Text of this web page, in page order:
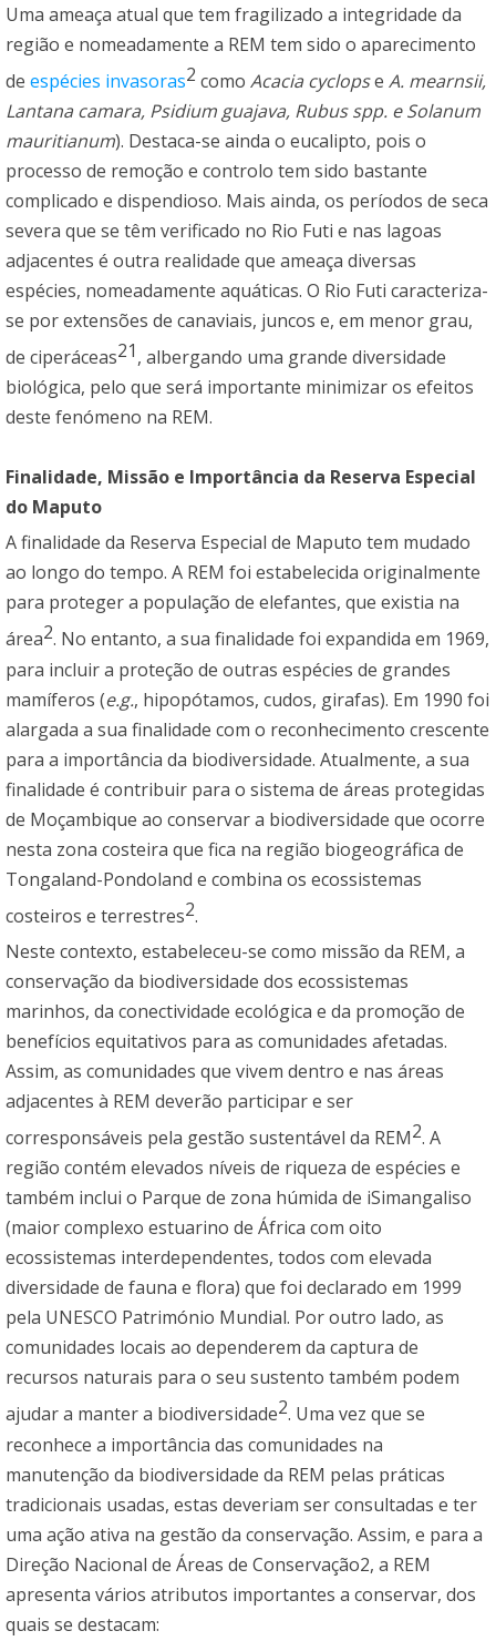
Uma ameaça atual que tem fragilizado a integridade da
região e nomeadamente a REM tem sido o aparecimento
de espécies invasoras2 como Acacia cyclopse A. mearnsii,
Lantana camara, Psidium guajava, Rubus spp. e Solanum
mauritianum). Destaca-se ainda o eucalipto, pois o
processo de remoção e controlo tem sido bastante
complicado e dispendioso. Mais ainda, os períodos de seca
severa que se têm verificado no Rio Futi e nas lagoas
adjacentes é outra realidade que ameaça diversas
espécies, nomeadamente aquáticas. O Rio Futi caracteriza-
se por extensões de canaviais, juncos e, em menor grau,
de ciperáceas21, albergando uma grande diversidade
biológica, pelo que será importante minimizar os efeitos
deste fenómeno na REM.
Finalidade, Missão e Importância da Reserva Especial
do Maputo
A finalidade da Reserva Especial de Maputo tem mudado
ao longo do tempo. A REM foi estabelecida originalmente
para proteger a população de elefantes, que existia na
área2. No entanto, a sua finalidade foi expandida em 1969,
para incluir a proteção de outras espécies de grandes
mamíferos (e.g., hipopótamos, cudos, girafas). Em 1990 foi
alargada a sua finalidade com o reconhecimento crescente
para a importância da biodiversidade. Atualmente, a sua
finalidade é contribuir para o sistema de áreas protegidas
de Moçambique ao conservar a biodiversidade que ocorre
nesta zona costeira que fica na região biogeográfica de
Tongaland-Pondoland e combina os ecossistemas
costeiros e terrestres2.
Neste contexto, estabeleceu-se como missão da REM, a
conservação da biodiversidade dos ecossistemas
marinhos, da conectividade ecológica e da promoção de
benefícios equitativos para as comunidades afetadas.
Assim, as comunidades que vivem dentro e nas áreas
adjacentes à REM deverão participar e ser
corresponsáveis pela gestão sustentável da REM2. A
região contém elevados níveis de riqueza de espécies e
também inclui o Parque de zona húmida de iSimangaliso
(maior complexo estuarino de África com oito
ecossistemas interdependentes, todos com elevada
diversidade de fauna e flora) que foi declarado em 1999
pela UNESCO Património Mundial. Por outro lado, as
comunidades locais ao dependerem da captura de
recursos naturais para o seu sustento também podem
ajudar a manter a biodiversidade2. Uma vez que se
reconhece a importância das comunidades na
manutenção da biodiversidade da REM pelas práticas
tradicionais usadas, estas deveriam ser consultadas e ter
uma ação ativa na gestão da conservação. Assim, e para a
Direção Nacional de Áreas de Conservação2, a REM
apresenta vários atributos importantes a conservar, dos
quais se destacam: